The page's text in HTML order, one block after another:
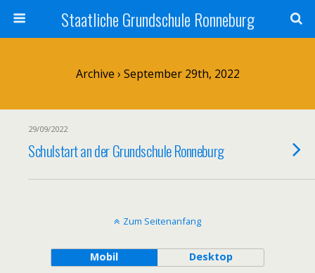
Staatliche Grundschule Ronneburg
Archive › September 29th, 2022
29/09/2022
Schulstart an der Grundschule Ronneburg
Zum Seitenanfang
Mobil Desktop